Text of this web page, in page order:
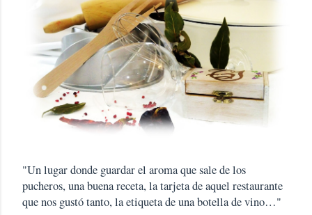
"Un lugar donde guardar el aroma que sale de los
pucheros, una buena receta, la tarjeta de aquel restaurante
que nos gustó tanto, la etiqueta de una botella de vino…"